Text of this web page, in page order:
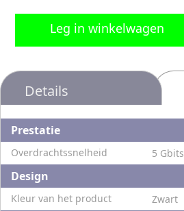
Leg in winkelwagen
Details
Prestatie
Overdrachtssnelheid 5 Gbits
Design
Kleur van het product Zwart